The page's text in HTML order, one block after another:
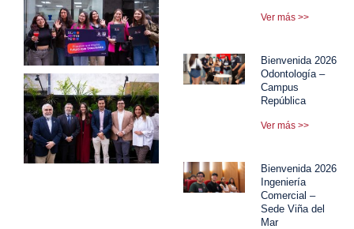
Ver más >>
Bienvenida 2026
Odontología –
Campus
República
Ver más >>
Bienvenida 2026
Ingeniería
Comercial –
Sede Viña del
Mar